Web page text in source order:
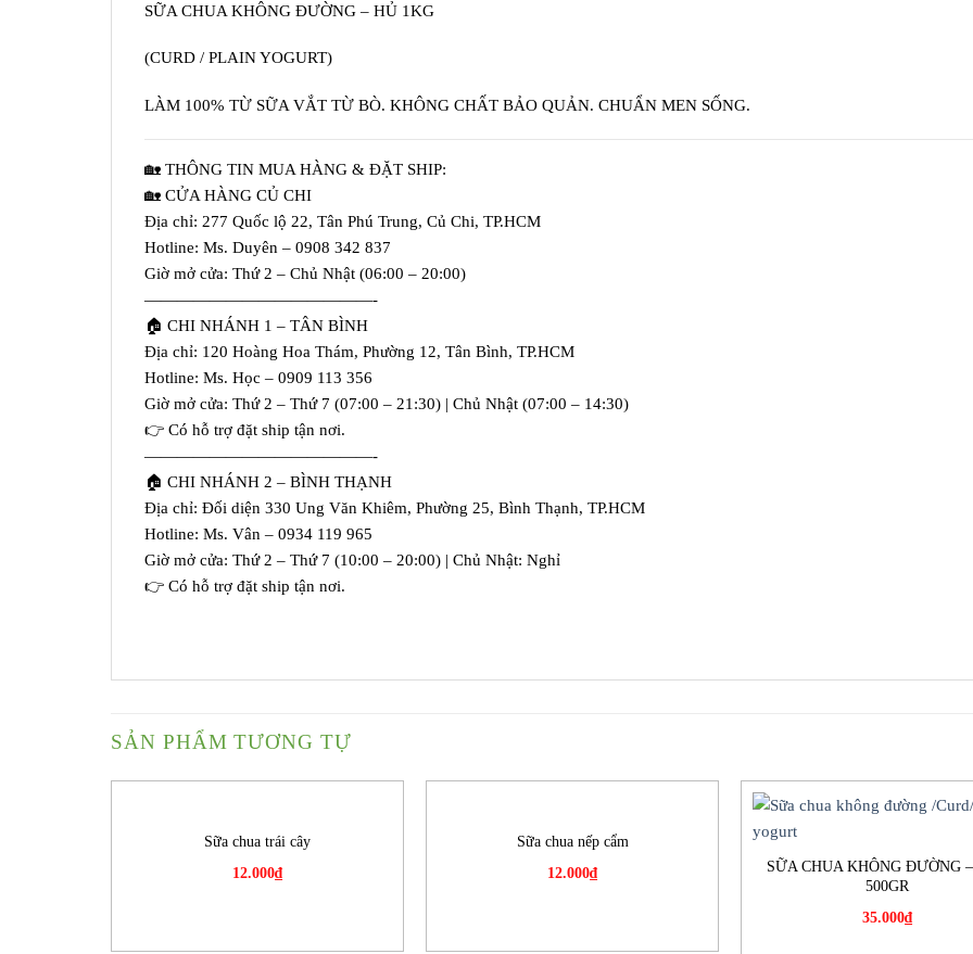
SỮA CHUA KHÔNG ĐƯỜNG – HỦ 1KG
(CURD / PLAIN YOGURT)
LÀM 100% TỪ SỮA VẮT TỪ BÒ. KHÔNG CHẤT BẢO QUẢN. CHUẨN MEN SỐNG.
🏡 THÔNG TIN MUA HÀNG & ĐẶT SHIP:
🏡 CỬA HÀNG CỦ CHI
Địa chỉ: 277 Quốc lộ 22, Tân Phú Trung, Củ Chi, TP.HCM
Hotline: Ms. Duyên – 0908 342 837
Giờ mở cửa: Thứ 2 – Chủ Nhật (06:00 – 20:00)
——————————————-
🏠 CHI NHÁNH 1 – TÂN BÌNH
Địa chỉ: 120 Hoàng Hoa Thám, Phường 12, Tân Bình, TP.HCM
Hotline: Ms. Học – 0909 113 356
Giờ mở cửa: Thứ 2 – Thứ 7 (07:00 – 21:30) | Chủ Nhật (07:00 – 14:30)
👉 Có hỗ trợ đặt ship tận nơi.
——————————————-
🏠 CHI NHÁNH 2 – BÌNH THẠNH
Địa chỉ: Đối diện 330 Ung Văn Khiêm, Phường 25, Bình Thạnh, TP.HCM
Hotline: Ms. Vân – 0934 119 965
Giờ mở cửa: Thứ 2 – Thứ 7 (10:00 – 20:00) | Chủ Nhật: Nghỉ
👉 Có hỗ trợ đặt ship tận nơi.
SẢN PHẨM TƯƠNG TỰ
Sữa chua trái cây
12.000₫
Sữa chua nếp cẩm
12.000₫
SỮA CHUA KHÔNG ĐƯỜNG
500GR
35.000₫